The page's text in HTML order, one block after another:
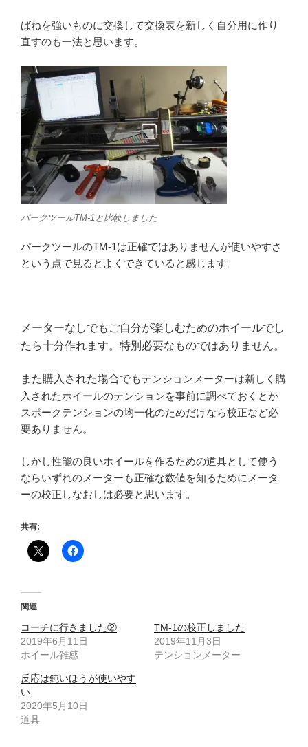
ばねを強いものに交換して交換表を新しく自分用に作り
直すのも一法と思います。
パークツールTM-1と比較しました
パークツールのTM-1は正確ではありませんが使いやすさ
という点で見るとよくできていると感じます。
メーターなしでもご自分が楽しむためのホイールでし
たら十分作れます。特別必要なものではありません。
また購入された場合でもテンションメーターは新しく購
入されたホイールのテンションを事前に調べておくとか
スポークテンションの均一化のためだけなら校正など必
要ありません。
しかし性能の良いホイールを作るための道具として使う
ならいずれのメーターも正確な数値を知るためにメータ
ーの校正しなおしは必要と思います。
共有:
関連
コーチに行きました②
2019年6月11日
ホイール雑感
TM-1の校正しました
2019年11月3日
テンションメーター
反応は鈍いほうが使いやす
い
2020年5月10日
道具